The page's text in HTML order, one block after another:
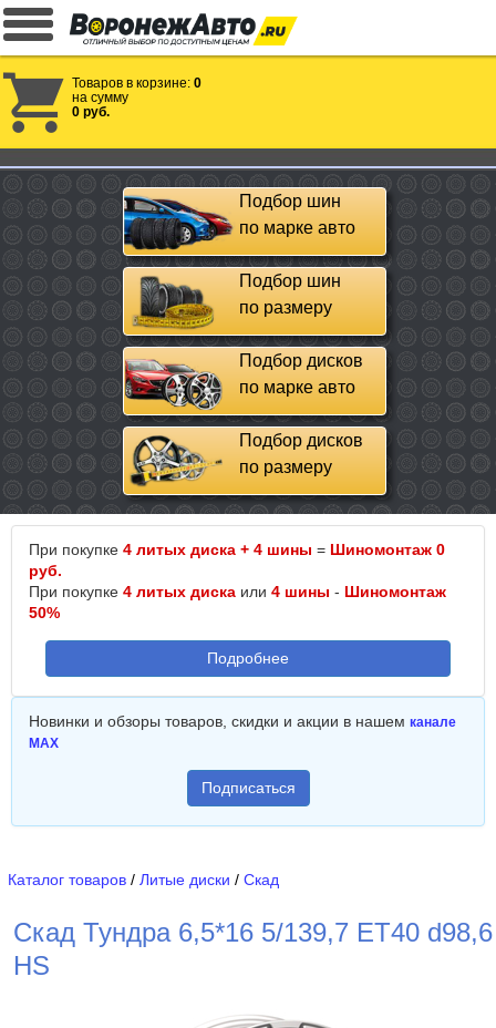
Товаров в корзине: 0
на сумму
0 руб.
Подбор шин
по марке авто
Подбор шин
по размеру
Подбор дисков
по марке авто
Подбор дисков
по размеру
При покупке 4 литых диска + 4 шины = Шиномонтаж 0
руб.
При покупке 4 литых диска или 4 шины - Шиномонтаж
50%
Подробнее
Новинки и обзоры товаров, скидки и акции в нашем канале
MAX
Подписаться
Каталог товаров / Литые диски / Скад
Скад Тундра 6,5*16 5/139,7 ET40 d98,6
HS